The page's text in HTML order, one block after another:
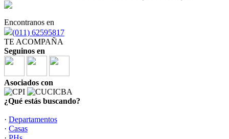
Encontranos en
(011) 62595817
TE ACOMPAÑA
Seguinos en
Asociados con
¿Qué estás buscando?
· Departamentos
· Casas